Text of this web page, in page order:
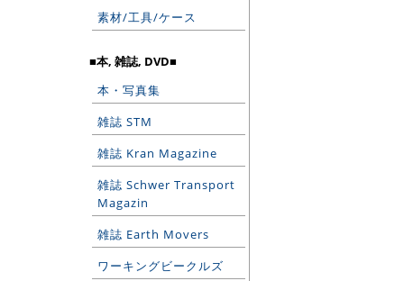
素材/工具/ケース
■本, 雑誌, DVD■
本・写真集
雑誌 STM
雑誌 Kran Magazine
雑誌 Schwer Transport
Magazin
雑誌 Earth Movers
ワーキングビークルズ